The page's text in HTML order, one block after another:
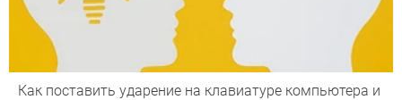
Как поставить ударение на клавиатуре компьютера и